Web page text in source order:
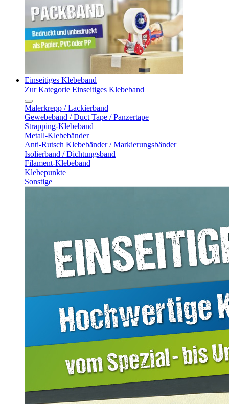
Einseitiges Klebeband
Zur Kategorie Einseitiges Klebeband
Malerkrepp / Lackierband
Gewebeband / Duct Tape / Panzertape
Strapping-Klebeband
Metall-Klebebänder
Anti-Rutsch Klebebänder / Markierungsbänder
Isolierband / Dichtungsband
Filament-Klebeband
Klebepunkte
Sonstige